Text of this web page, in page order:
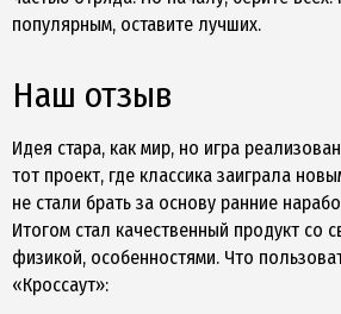
популярным, оставите лучших.
Наш отзыв
Идея стара, как мир, но игра
тот проект, где классика заиграла
не стали брать за основу ранние
Итогом стал качественный продукт со
физикой, особенностями. Что
«Кроссаут»: